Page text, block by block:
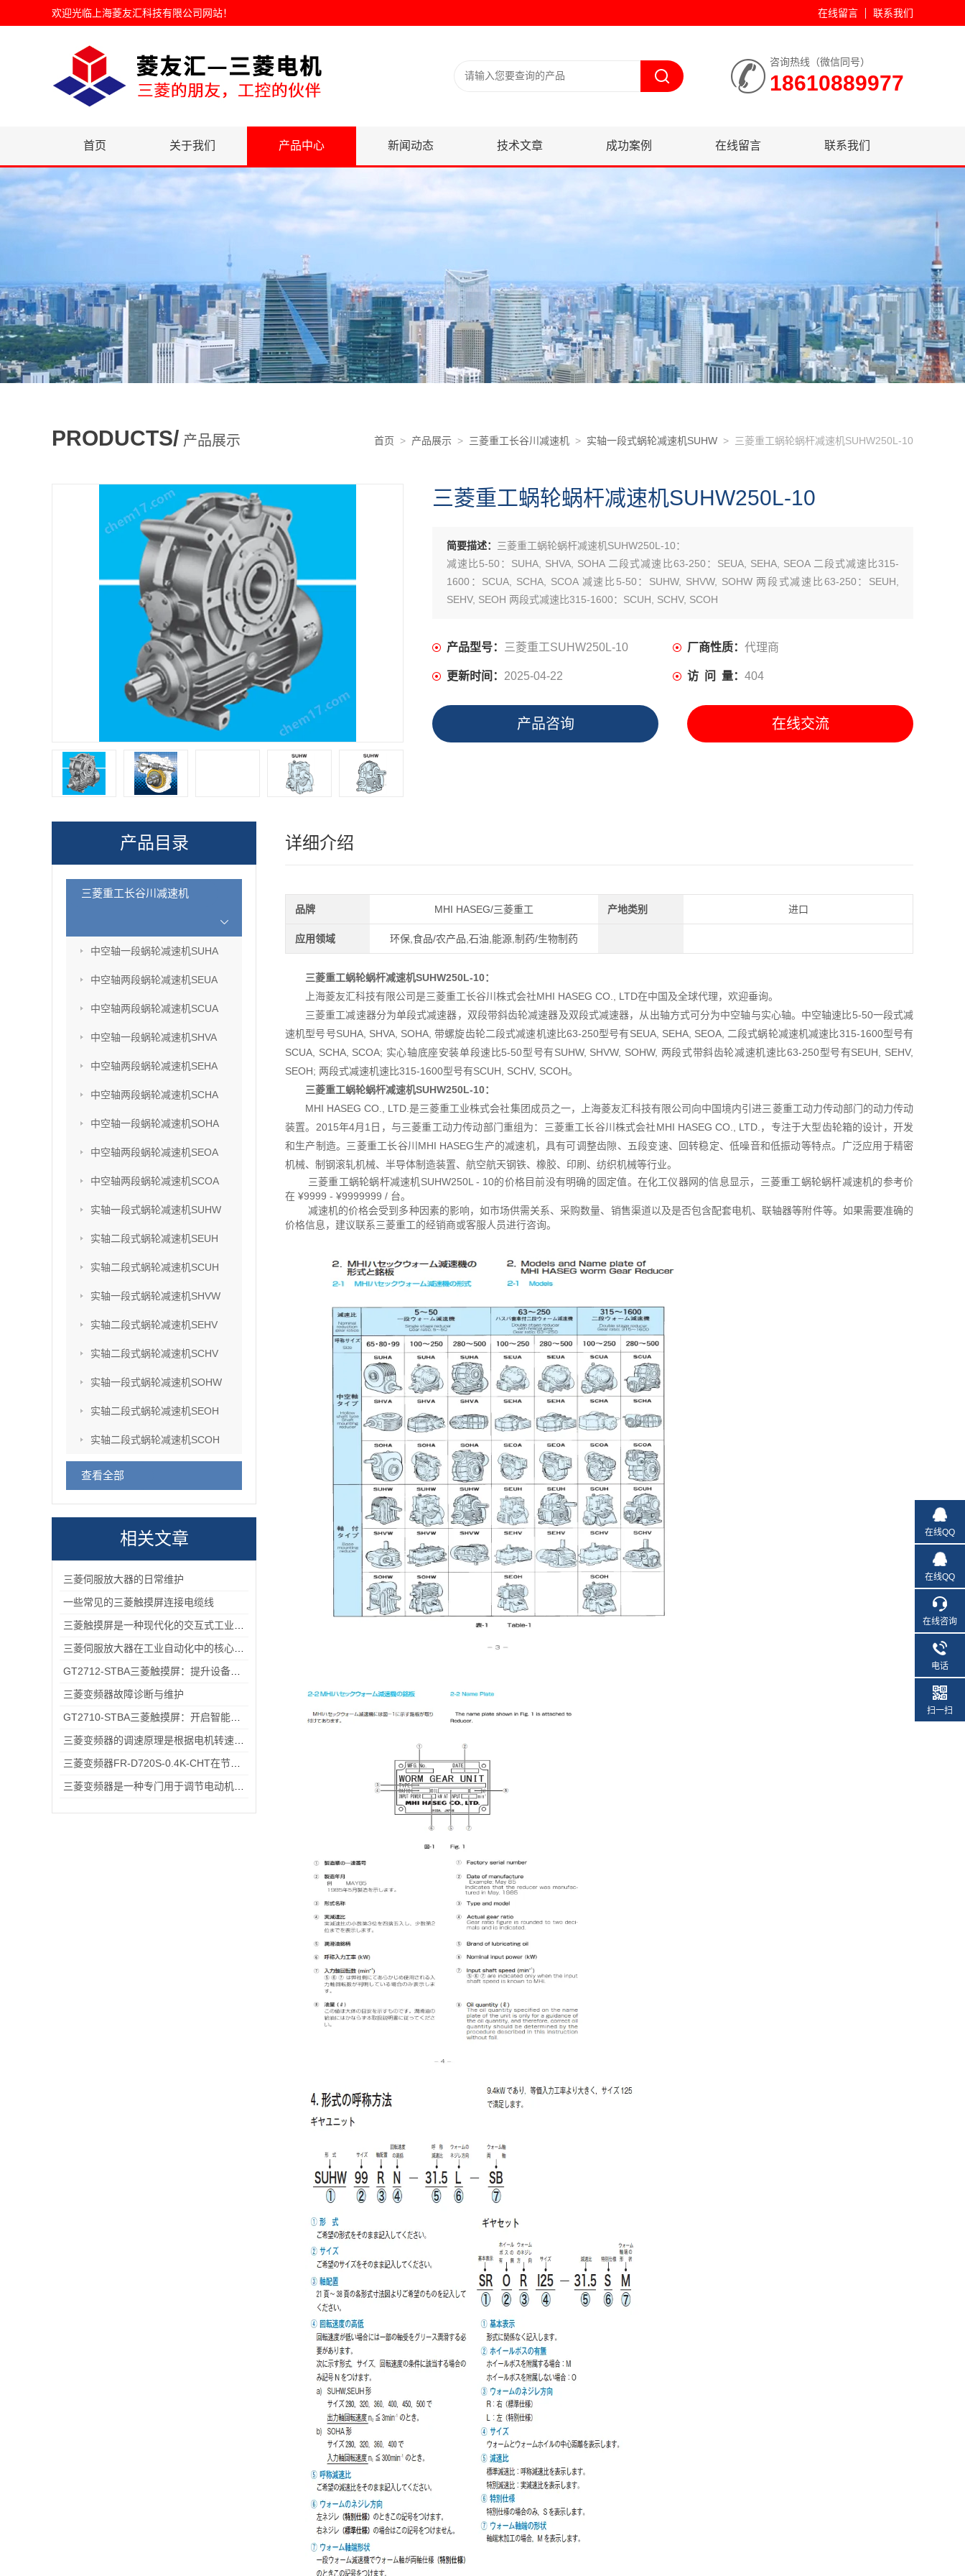
欢迎光临 上海菱友汇科技有限公司网站！ 在线留言 联系我们
咨询热线（微信同号）
18610889977
首页 关于我们 产品中心 新闻动态 技术文章 成功案例 在线留言 联系我们
PRODUCTS/ 产品展示 首页 > 产品展示 > 三菱重工长谷川减速机 > 实轴一段式蜗轮减速机SUHW > 三菱重工蜗轮蜗杆减速机SUHW250L-10
三菱重工蜗轮蜗杆减速机SUHW250L-10
简要描述： 三菱重工蜗轮蜗杆减速机SUHW250L-10：
减速比5-50：SUHA, SHVA, SOHA 二段式减速比63-250：SEUA, SEHA, SEOA 二段式减速比315-
1600：SCUA, SCHA, SCOA 减速比5-50：SUHW, SHVW, SOHW 两段式减速比63-250：SEUH,
SEHV, SEOH 两段式减速比315-1600：SCUH, SCHV, SCOH
产品型号： 三菱重工SUHW250L-10 厂商性质： 代理商
更新时间： 2025-04-22 访 问 量： 404
产品咨询 在线交流
产品目录
三菱重工长谷川减速机
中空轴一段蜗轮减速机SUHA
中空轴两段蜗轮减速机SEUA
中空轴两段蜗轮减速机SCUA
中空轴一段蜗轮减速机SHVA
中空轴两段蜗轮减速机SEHA
中空轴两段蜗轮减速机SCHA
中空轴一段蜗轮减速机SOHA
中空轴两段蜗轮减速机SEOA
中空轴两段蜗轮减速机SCOA
实轴一段式蜗轮减速机SUHW
实轴二段式蜗轮减速机SEUH
实轴二段式蜗轮减速机SCUH
实轴一段式蜗轮减速机SHVW
实轴二段式蜗轮减速机SEHV
实轴二段式蜗轮减速机SCHV
实轴一段式蜗轮减速机SOHW
实轴二段式蜗轮减速机SEOH
实轴二段式蜗轮减速机SCOH
查看全部
相关文章
三菱伺服放大器的日常维护
一些常见的三菱触摸屏连接电缆线
三菱变频器故障诊断与维护
详细介绍
品牌 MHI HASEG/三菱重工 产地类别 进口
应用领域 环保,食品/农产品,石油,能源,制药/生物制药
三菱重工蜗轮蜗杆减速机SUHW250L-10：
上海菱友汇科技有限公司是三菱重工长谷川株式会社MHI HASEG CO., LTD在中国及全球代理，欢迎垂询。
三菱重工减速器分为单段式减速器，双段带斜齿轮减速器及双段式减速器，从出轴方式可分为中空轴与实心轴。中空轴速比5-50一段式减
速机型号号SUHA, SHVA, SOHA, 带螺旋齿轮二段式减速机速比63-250型号有SEUA, SEHA, SEOA, 二段式蜗轮减速机减速比315-1600型号有
SCUA, SCHA, SCOA; 实心轴底座安装单段速比5-50型号有SUHW, SHVW, SOHW, 两段式带斜齿轮减速机速比63-250型号有SEUH, SEHV,
SEOH; 两段式减速机速比315-1600型号有SCUH, SCHV, SCOH。
三菱重工蜗轮蜗杆减速机SUHW250L-10：
MHI HASEG CO., LTD.是三菱重工业株式会社集团成员之一，上海菱友汇科技有限公司向中国境内引进三菱重工动力传动部门的动力传动
装置。2015年4月1日，与三菱重工动力传动部门重组为：三菱重工长谷川株式会社MHI HASEG CO., LTD.，专注于大型齿轮箱的设计，开发
和生产制造。三菱重工长谷川MHI HASEG生产的减速机，具有可调整齿隙、五段变速、回转稳定、低噪音和低振动等特点。广泛应用于精密
机械、制钢滚轧机械、半导体制造装置、航空航天钢铁、橡胶、印刷、纺织机械等行业。
三菱重工蜗轮蜗杆减速机SUHW250L - 10的价格目前没有明确的固定值。在化工仪器网的信息显示，三菱重工蜗轮蜗杆减速机的参考价
在 ¥9999 - ¥9999999 / 台。
减速机的价格会受到多种因素的影响，如市场供需关系、采购数量、销售渠道以及是否包含配套电机、联轴器等附件等。如果需要准确的
价格信息，建议联系三菱重工的经销商或客服人员进行咨询。
在线QQ
在线QQ
在线咨询
电话
扫一扫